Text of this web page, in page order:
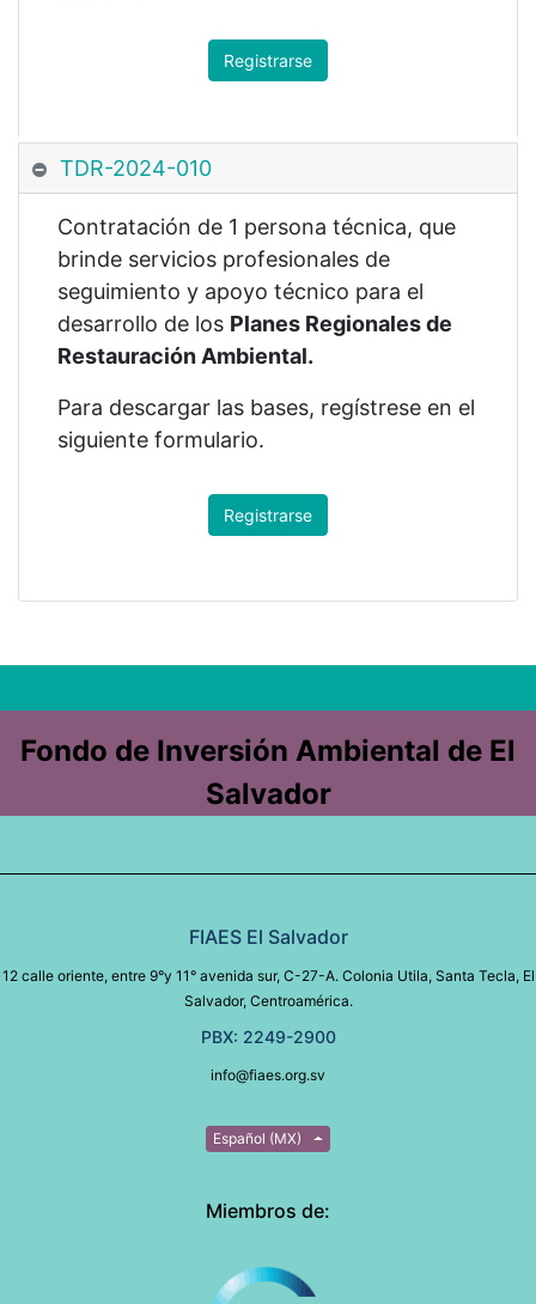
Registrarse
TDR-2024-010
Contratación de 1 persona técnica, que
brinde servicios profesionales de
seguimiento y apoyo técnico para el
desarrollo de los Planes Regionales de
Restauración Ambiental.
Para descargar las bases, regístrese en el
siguiente formulario.
Registrarse
Fondo de Inversión Ambiental de El
Salvador
FIAES El Salvador
12 calle oriente, entre 9°y 11° avenida sur, C-27-A. Colonia Utila, Santa Tecla, El
Salvador, Centroamérica.
PBX: 2249-2900
info@fiaes.org.sv
Español (MX)
Miembros de: